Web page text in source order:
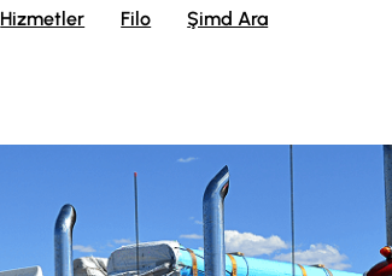
Hizmetler Filo Şimd Ara